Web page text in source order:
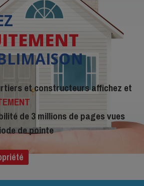
et constructeurs affichez et
de 3 millions de pages vues
de pointe